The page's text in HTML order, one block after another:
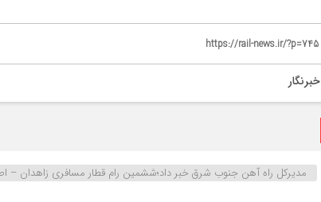
https://rail-news.ir/?p=745
خبرنگار